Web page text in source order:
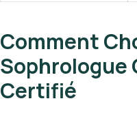
Comment
Sophrologue
Certifié